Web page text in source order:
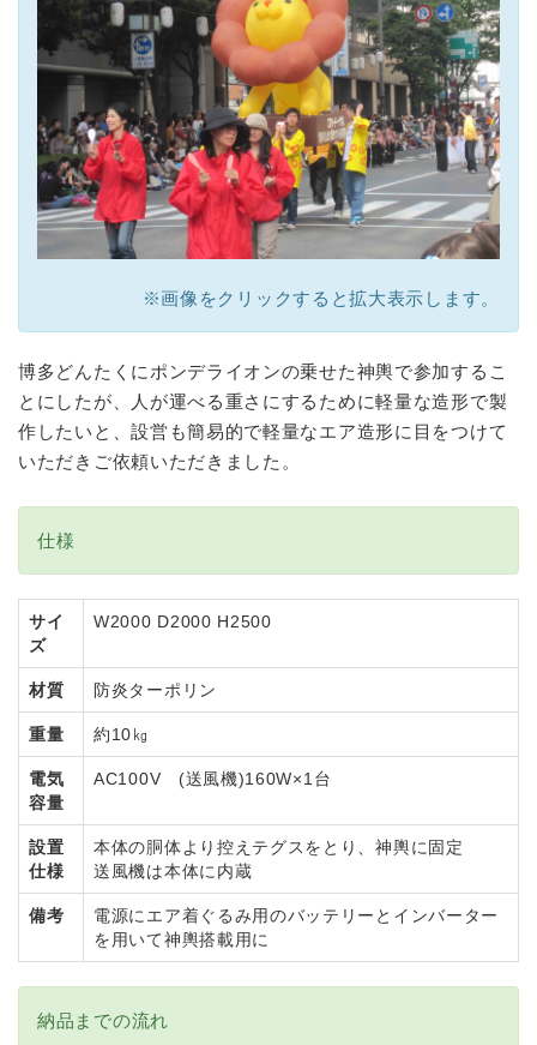
※画像をクリックすると拡大表示します。
博多どんたくにポンデライオンの乗せた神輿で参加するこ
とにしたが、人が運べる重さにするために軽量な造形で製
作したいと、設営も簡易的で軽量なエア造形に目をつけて
いただきご依頼いただきました。
仕様
サイ
ズ
W2000 D2000 H2500
材質 防炎ターポリン
重量 約10㎏
電気
容量
AC100V (送風機)160W×1台
設置
仕様
本体の胴体より控えテグスをとり、神輿に固定
送風機は本体に内蔵
備考
電源にエア着ぐるみ用のバッテリーとインバーター
を用いて神輿搭載用に
納品までの流れ